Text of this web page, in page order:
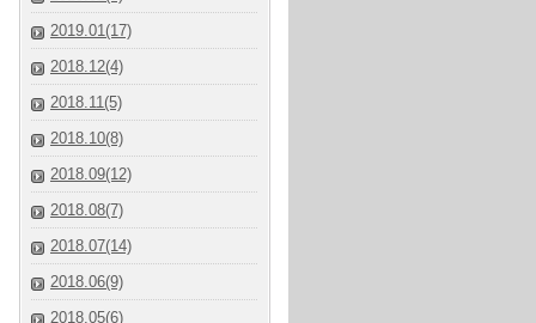
2019.01(17)
2018.12(4)
2018.11(5)
2018.10(8)
2018.09(12)
2018.08(7)
2018.07(14)
2018.06(9)
2018.05(6)